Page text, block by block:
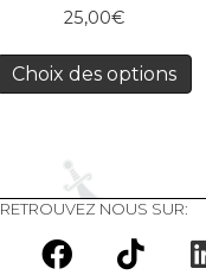
25,00€
Choix des options
RETROUVEZ NOUS SUR: